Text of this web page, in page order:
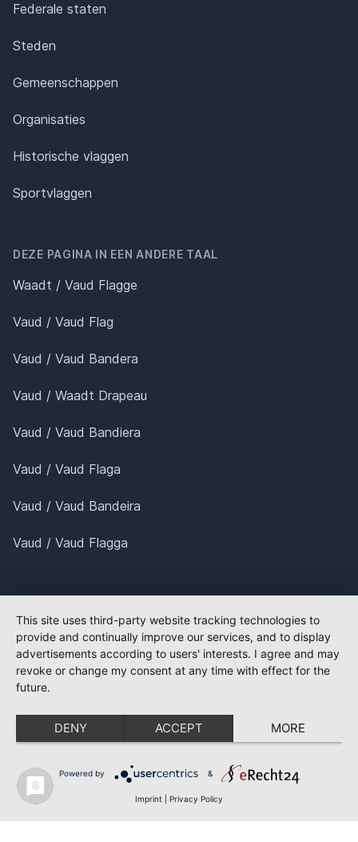
Federale staten
Steden
Gemeenschappen
Organisaties
Historische vlaggen
Sportvlaggen
DEZE PAGINA IN EEN ANDERE TAAL
Waadt / Vaud Flagge
Vaud / Vaud Flag
Vaud / Vaud Bandera
Vaud / Waadt Drapeau
Vaud / Vaud Bandiera
Vaud / Vaud Flaga
Vaud / Vaud Bandeira
Vaud / Vaud Flagga
This site uses third-party website tracking technologies to
provide and continually improve our services, and to display
advertisements according to users' interests. I agree and may
revoke or change my consent at any time with effect for the
future.
DENY ACCEPT MORE
Powered by &
Imprint Privacy Policy